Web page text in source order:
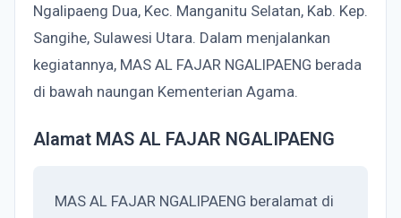
Ngalipaeng Dua, Kec. Manganitu Selatan, Kab. Kep.
Sangihe, Sulawesi Utara. Dalam menjalankan
kegiatannya, MAS AL FAJAR NGALIPAENG berada
di bawah naungan Kementerian Agama.
Alamat MAS AL FAJAR NGALIPAENG
MAS AL FAJAR NGALIPAENG beralamat di